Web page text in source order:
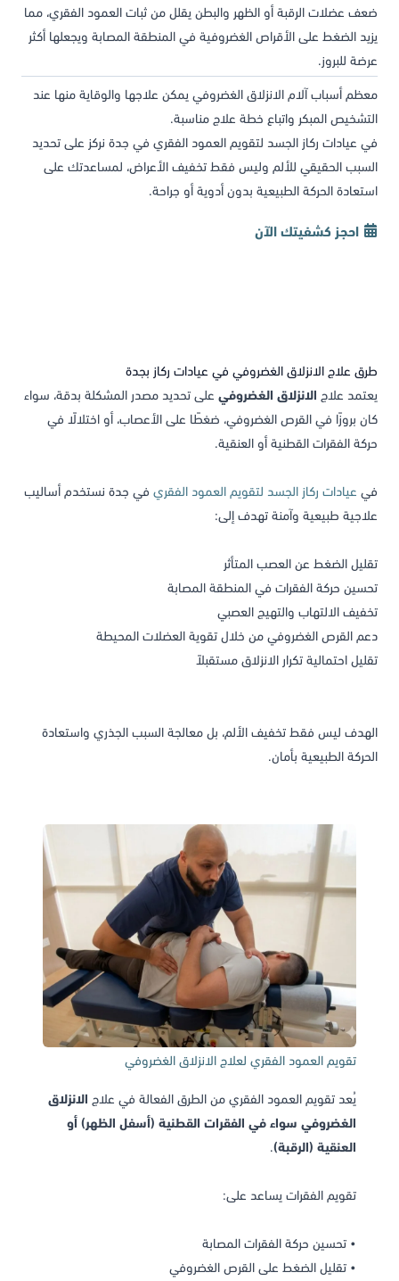
ضعف عضلات الرقبة أو الظهر والبطن يقلل من ثبات العمود الفقري، مما
يزيد الضغط على الأقراص الغضروفية في المنطقة المصابة ويجعلها أكثر
عرضة للبروز.
معظم أسباب آلام الانزلاق الغضروفي يمكن علاجها والوقاية منها عند
التشخيص المبكر واتباع خطة علاج مناسبة.
في عيادات ركاز الجسد لتقويم العمود الفقري في جدة نركز على تحديد
السبب الحقيقي للألم وليس فقط تخفيف الأعراض، لمساعدتك على
استعادة الحركة الطبيعية بدون أدوية أو جراحة.
احجز كشفيتك الآن
طرق علاج الانزلاق الغضروفي في عيادات ركاز بجدة
يعتمد علاج الانزلاق الغضروفي على تحديد مصدر المشكلة بدقة، سواء
كان بروزًا في القرص الغضروفي، ضغطًا على الأعصاب، أو اختلالًا في
حركة الفقرات القطنية أو العنقية.
في عيادات ركاز الجسد لتقويم العمود الفقري في جدة نستخدم أساليب
علاجية طبيعية وآمنة تهدف إلى:
تقليل الضغط عن العصب المتأثر
تحسين حركة الفقرات في المنطقة المصابة
تخفيف الالتهاب والتهيج العصبي
دعم القرص الغضروفي من خلال تقوية العضلات المحيطة
تقليل احتمالية تكرار الانزلاق مستقبلاً
الهدف ليس فقط تخفيف الألم، بل معالجة السبب الجذري واستعادة
الحركة الطبيعية بأمان.
تقويم العمود الفقري لعلاج الانزلاق الغضروفي
يُعد تقويم العمود الفقري من الطرق الفعالة في علاج الانزلاق
الغضروفي سواء في الفقرات القطنية (أسفل الظهر) أو
العنقية (الرقبة).
تقويم الفقرات يساعد على:
• تحسين حركة الفقرات المصابة
• تقليل الضغط على القرص الغضروفي